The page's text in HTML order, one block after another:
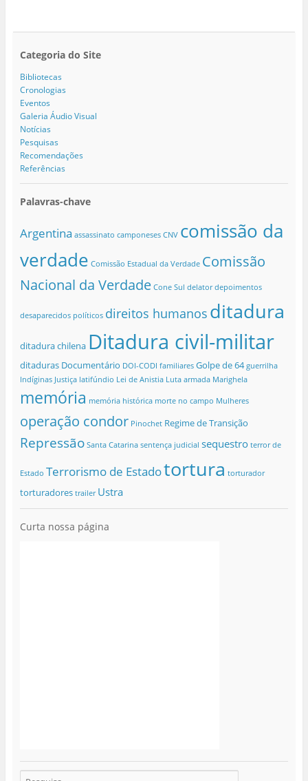
Categoria do Site
Bibliotecas
Cronologias
Eventos
Galeria Áudio Visual
Notícias
Pesquisas
Recomendações
Referências
Palavras-chave
Argentina assassinato camponeses CNV comissão da
verdade Comissão Estadual da Verdade Comissão
Nacional da Verdade Cone Sul delator depoimentos
desaparecidos políticos direitos humanos ditadura
ditadura chilena Ditadura civil-militar
ditaduras Documentário DOI-CODI familiares Golpe de 64 guerrilha
Indíginas Justiça latifúndio Lei de Anistia Luta armada Marighela
memória memória histórica morte no campo Mulheres
operação condor Pinochet Regime de Transição
Repressão Santa Catarina sentença judicial sequestro terror de
Estado Terrorismo de Estadotortura torturador
torturadores trailer Ustra
Curta nossa página